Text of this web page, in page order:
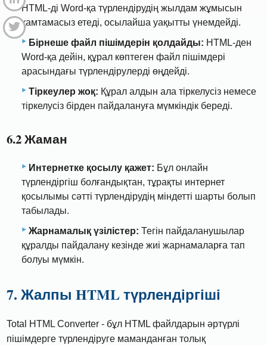
HTML-ді Word-қа түрлендірудің жылдам жұмысын
қамтамасыз етеді, осылайша уақытты үнемдейді.
Бірнеше файл пішімдерін қолдайды: HTML-ден
Word-қа дейін, құрал көптеген файл пішімдері
арасындағы түрлендірулерді өңдейді.
Тіркеулер жоқ: Құрал алдын ала тіркелусіз немесе
тіркелусіз бірден пайдалануға мүмкіндік береді.
6.2 Жаман
Интернетке қосылу қажет: Бұл онлайн
түрлендіргіш болғандықтан, тұрақты интернет
қосылымы сәтті түрлендірудің міндетті шарты болып
табылады.
Жарнамалық үзілістер: Тегін пайдаланушылар
құралды пайдалану кезінде жиі жарнамаларға тап
болуы мүмкін.
7. Жалпы HTML түрлендіргіші
Total HTML Converter - бұл HTML файлдарын әртүрлі
пішімдерге түрлендіруге маманданған толық